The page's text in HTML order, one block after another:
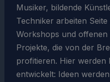
Musiker, bildende
Techniker arbeiten
Workshops und
Projekte, die von der
profitieren. Hier werden
entwickelt: Ideen